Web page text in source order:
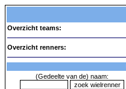
Overzicht teams:
Overzicht renners:
(Gedeelte van de) naam: